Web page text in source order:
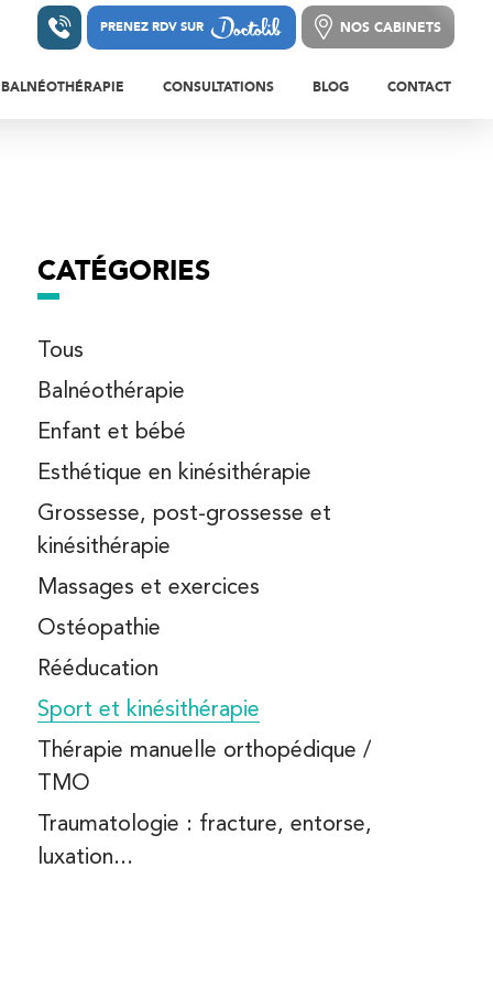
PRENEZ RDV SUR
NOS CABINETS
ET BLESSURES DE LA CHEVILLE ET
DU BRAS, DU COUDE ET DE
BRAS
DU POIGNET, DE LA MAIN ET DES
MALADIES EN RHUMATOLOGIE
BALNÉOTHÉRAPIE CONSULTATIONS
ORTHOPÉDIQUE
OSTÉOPATHIE ADULTE
ORTHOPÉDIQUE
BLOG CONTACT
CATÉGORIES
Tous
Balnéothérapie
Enfant et bébé
Esthétique en kinésithérapie
Grossesse, post-grossesse et
kinésithérapie
Massages et exercices
Ostéopathie
Rééducation
Sport et kinésithérapie
Thérapie manuelle orthopédique /
TMO
Traumatologie : fracture, entorse,
luxation...